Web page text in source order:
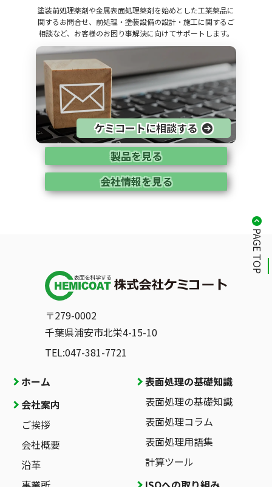
塗装前処理薬剤や金属表面処理薬剤を始めとした工業薬品に
関するお問合せ、前処理・塗装設備の設計・施工に関するご
相談など、お客様のお困り事解決に向けてサポートします。
ケミコートに相談する
製品を見る
会社情報を見る
〒279-0002
千葉県浦安市北栄4-15-10
TEL:047-381-7721
ホーム
会社案内
ご挨拶
会社概要
沿革
表面処理の基礎知識
表面処理の基礎知識
表面処理コラム
表面処理用語集
計算ツール
PAGE TOP